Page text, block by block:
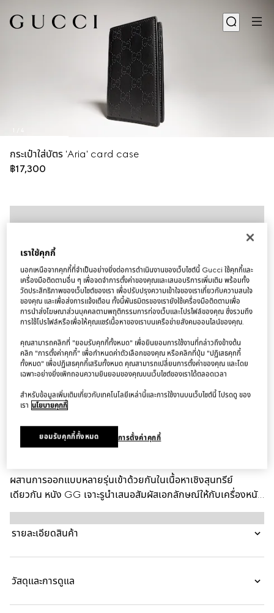
กระเป๋าใส่บัตร 'Aria' card case
฿17,300
คำอธิบายสินค้า
Style ‎875937 AAGTU 1000
ผสานการออกแบบหลายรุ่นเข้าด้วยกันในเนื้อหาเชิงสุนทรีย์
เดียวกัน หนัง GG เจาะรูนำเสนอสัมผัสเอกลักษณ์ให้กับเครื่องหนัง
ขนาดเล็กที่มีความหลากหลาย เช่น กระเป๋าใส่บัตรใบนี้
รายละเอียดสินค้า
วัสดุและการดูแล
เราใช้คุกกี้
นอกเหนือจากคุกกี้ที่จำเป็นอย่างยิ่งต่อการดำเนินงานของเว็บไซต์นี้ Gucci ใช้คุกกี้และ
เครื่องมือติดตามอื่น ๆ เพื่อจดจำการตั้งค่าของคุณและเสนอบริการเพิ่มเติม พร้อมทั้ง
วัดประสิทธิภาพของเว็บไซต์ของเรา เพื่อปรับปรุงความเข้าใจของเราเกี่ยวกับความสนใจ
ของคุณ และเพื่อส่งการแจ้งเตือน ทั้งนี้พันธมิตรของเรายังใช้เครื่องมือติดตามเพื่อ
การนำส่งโฆษณาส่วนบุคคลตามพฤติกรรมการท่องเว็บและโปรไฟล์ของคุณ ซึ่งรวมถึง
การใช้โปรไฟล์หรือเพื่อให้คุณแชร์เนื้อหาของเราบนเครือข่ายสังคมออนไลน์ของคุณ.
คุณสามารถคลิกที่ "ยอมรับคุกกี้ทั้งหมด" เพื่อยินยอมการใช้งานที่กล่าวถึงข้างต้น
คลิก "การตั้งค่าคุกกี้" เพื่อกำหนดค่าตัวเลือกของคุณ หรือคลิกที่ปุ่ม "ปฏิเสธคุกกี้
ทั้งหมด" เพื่อปฏิเสธคุกกี้เสริมทั้งหมด คุณสามารถเปลี่ยนการตั้งค่าของคุณ และโดย
เฉพาะอย่างยิ่งเพิกถอนความยินยอมของคุณบนเว็บไซต์ของเราได้ตลอดเวลา
สำหรับข้อมูลเพิ่มเติมเกี่ยวกับเทคโนโลยีเหล่านี้และการใช้งานบนเว็บไซต์นี้ โปรดดู ของ
เรา นโยบายคุกกี้
การตั้งค่าคุกกี้
ยอมรับคุกกี้ทั้งหมด